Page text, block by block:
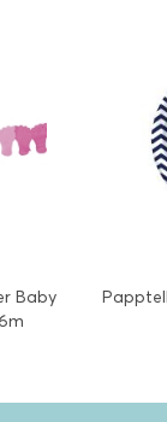
Baby